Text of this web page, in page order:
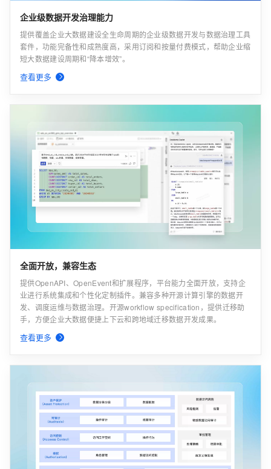
企业级数据开发治理能力
提供覆盖企业大数据建设全生命周期的企业级数据开发与数据治理工具
套件，功能完备性和成熟度高，采用订阅和按量付费模式，帮助企业缩
短大数据建设周期和“降本增效”。
查看更多
全面开放，兼容生态
提供OpenAPI、OpenEvent和扩展程序，平台能力全面开放，支持企
业进行系统集成和个性化定制插件。兼容多种开源计算引擎的数据开
发、调度运维与数据治理。开源workflow specification，提供迁移助
手，方便企业大数据便捷上下云和跨地域迁移数据开发成果。
查看更多